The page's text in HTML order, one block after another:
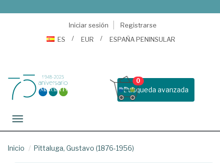
Iniciar sesión
Registrarse
ES
EUR ESPAÑA PENINSULAR
Busqueda avanzada
0
Toggle navigation
Inicio Pittaluga, Gustavo (1876-1956)